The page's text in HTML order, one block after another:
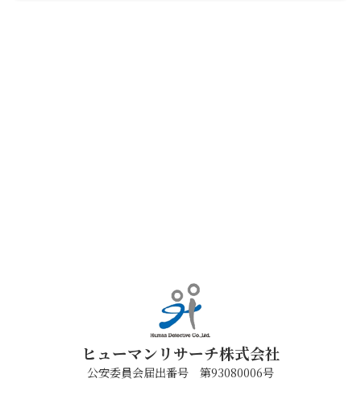
ヒューマンリサーチ株式会社
公安委員会届出番号 第93080006号